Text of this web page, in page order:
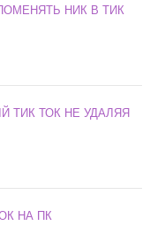
НИК В ТИК
ТИК ТОК НЕ УДАЛЯЯ
НА ПК